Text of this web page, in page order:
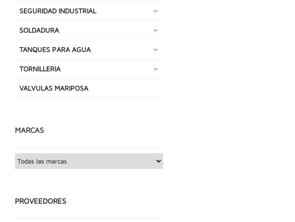
SEGURIDAD INDUSTRIAL
SOLDADURA
TANQUES PARA AGUA
TORNILLERIA
VALVULAS MARIPOSA
MARCAS
PROVEEDORES